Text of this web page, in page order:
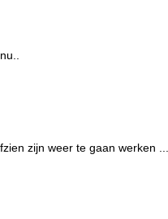
zijn weer te gaan werken